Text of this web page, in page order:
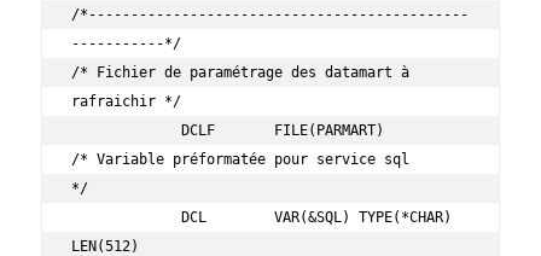
/*---------------------------------------------
-----------*/
/* Fichier de paramétrage des datamart à
rafraichir */
/* Variable préformatée pour service sql
*/
LEN(512)